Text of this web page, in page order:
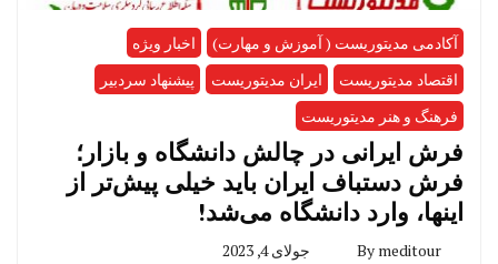
آکادمی مدیتوریست ( آموزش و مهارت)
اخبار ویژه
اقتصاد مدیتوریست
ایران مدیتوریست
پیشنهاد سردبیر
فرهنگ و هنر مدیتوریست
فرش ایرانی در چالش دانشگاه و بازار؛
فرش دستباف ایران باید خیلی پیش‌تر از
اینها، وارد دانشگاه می‌شد!
By meditour جولای 4, 2023